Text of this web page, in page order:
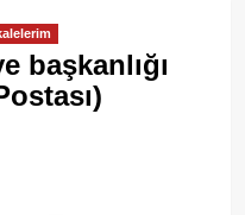
başkanlığı